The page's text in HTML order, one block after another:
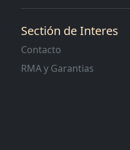
Sectión de Interes
Contacto
RMA y Garantias